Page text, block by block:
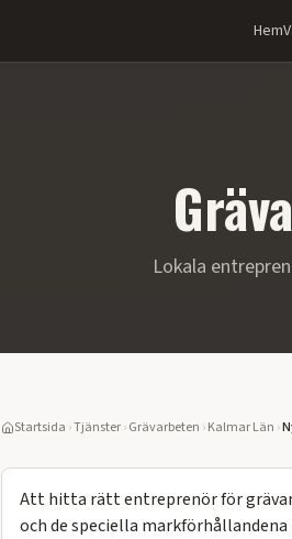
Hem
Lokala
Startsida ›Tjänster›Grävarbeten ›Kalmar Län ›
Att hitta rätt entreprenör för
och de speciella